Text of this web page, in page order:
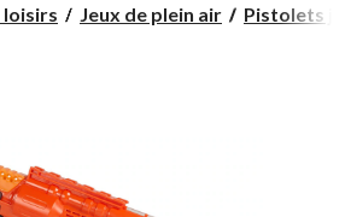
Jeux de plein air Pistolets